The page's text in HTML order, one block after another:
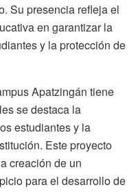
Su presencia refleja el
en garantizar la
y la protección de
Apatzingán tiene
se destaca la
estudiantes y la
Este proyecto
creación de un
para el desarrollo de